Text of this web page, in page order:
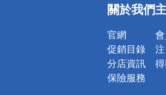
關於我們
官網
促銷目錄
分店資訊
保險服務